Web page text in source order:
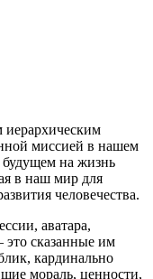
иерархическим
миссией в нашем
на жизнь
в наш мир для
человечества.
аватара,
это сказанные им
кардинально
мораль, ценности,